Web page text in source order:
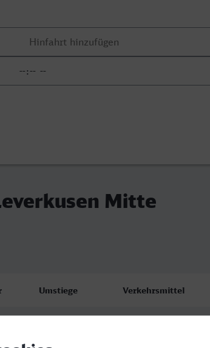
Mitte
Umstiege Verkehrsmittel